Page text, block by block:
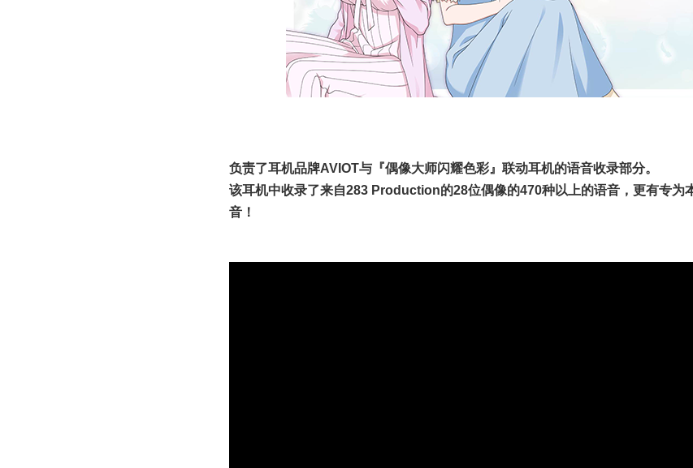
负责了耳机品牌AVIOT与『偶像大师闪耀色彩』联动耳机的语音收录部分。
该耳机中收录了来自283 Production的28位偶像的470种以上的语音，更有专为
音！